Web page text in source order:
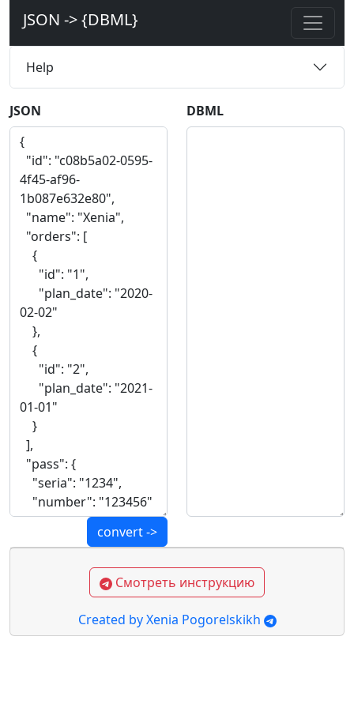
JSON -> {DBML}
Help
JSON
convert ->
DBML
Смотреть инструкцию
Created by Xenia Pogorelskikh